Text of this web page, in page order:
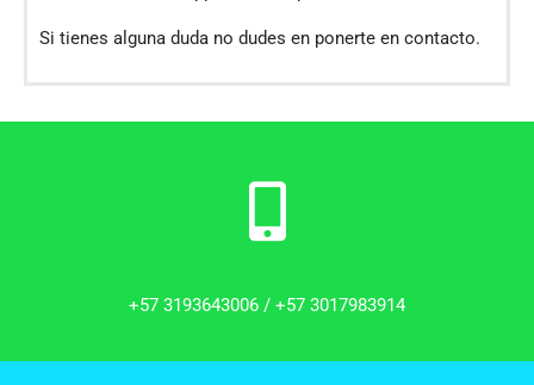
Si tienes alguna duda no dudes en ponerte en contacto.
+57 3193643006 / +57 3017983914